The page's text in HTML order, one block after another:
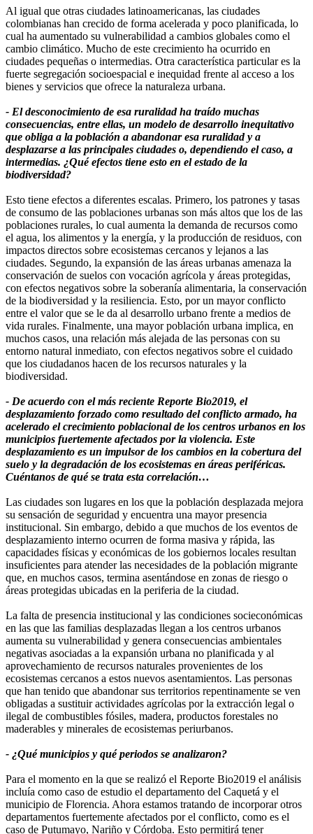
Al igual que otras ciudades latinoamericanas, las ciudades
colombianas han crecido de forma acelerada y poco planificada, lo
cual ha aumentado su vulnerabilidad a cambios globales como el
cambio climático. Mucho de este crecimiento ha ocurrido en
ciudades pequeñas o intermedias. Otra característica particular es la
fuerte segregación socioespacial e inequidad frente al acceso a los
bienes y servicios que ofrece la naturaleza urbana.
- El desconocimiento de esa ruralidad ha traído muchas
consecuencias, entre ellas, un modelo de desarrollo inequitativo
que obliga a la población a abandonar esa ruralidad y a
desplazarse a las principales ciudades o, dependiendo el caso, a
intermedias. ¿Qué efectos tiene esto en el estado de la
biodiversidad?
Esto tiene efectos a diferentes escalas. Primero, los patrones y tasas
de consumo de las poblaciones urbanas son más altos que los de las
poblaciones rurales, lo cual aumenta la demanda de recursos como
el agua, los alimentos y la energía, y la producción de residuos, con
impactos directos sobre ecosistemas cercanos y lejanos a las
ciudades. Segundo, la expansión de las áreas urbanas amenaza la
conservación de suelos con vocación agrícola y áreas protegidas,
con efectos negativos sobre la soberanía alimentaria, la conservación
de la biodiversidad y la resiliencia. Esto, por un mayor conflicto
entre el valor que se le da al desarrollo urbano frente a medios de
vida rurales. Finalmente, una mayor población urbana implica, en
muchos casos, una relación más alejada de las personas con su
entorno natural inmediato, con efectos negativos sobre el cuidado
que los ciudadanos hacen de los recursos naturales y la
biodiversidad.
- De acuerdo con el más reciente Reporte Bio2019, el
desplazamiento forzado como resultado del conflicto armado, ha
acelerado el crecimiento poblacional de los centros urbanos en los
municipios fuertemente afectados por la violencia. Este
desplazamiento es un impulsor de los cambios en la cobertura del
suelo y la degradación de los ecosistemas en áreas periféricas.
Cuéntanos de qué se trata esta correlación…
Las ciudades son lugares en los que la población desplazada mejora
su sensación de seguridad y encuentra una mayor presencia
institucional. Sin embargo, debido a que muchos de los eventos de
desplazamiento interno ocurren de forma masiva y rápida, las
capacidades físicas y económicas de los gobiernos locales resultan
insuficientes para atender las necesidades de la población migrante
que, en muchos casos, termina asentándose en zonas de riesgo o
áreas protegidas ubicadas en la periferia de la ciudad.
La falta de presencia institucional y las condiciones socieconómicas
en las que las familias desplazadas llegan a los centros urbanos
aumenta su vulnerabilidad y genera consecuencias ambientales
negativas asociadas a la expansión urbana no planificada y al
aprovechamiento de recursos naturales provenientes de los
ecosistemas cercanos a estos nuevos asentamientos. Las personas
que han tenido que abandonar sus territorios repentinamente se ven
obligadas a sustituir actividades agrícolas por la extracción legal o
ilegal de combustibles fósiles, madera, productos forestales no
maderables y minerales de ecosistemas periurbanos.
- ¿Qué municipios y qué periodos se analizaron?
Para el momento en la que se realizó el Reporte Bio2019 el análisis
incluía como caso de estudio el departamento del Caquetá y el
municipio de Florencia. Ahora estamos tratando de incorporar otros
departamentos fuertemente afectados por el conflicto, como es el
caso de Putumayo, Nariño y Córdoba. Esto permitirá tener